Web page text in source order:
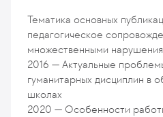
Тематика основных
педагогическое
множественными
2016 — Актуальные
гуманитарных дисциплин в
школах
2020 — Особенности